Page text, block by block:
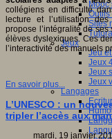
Outils
Sites
Jeux
Jeu
Jeux
Jeux
Jeux
Langages
collégiens en difficulté
lecture et l’utilisation
propose l’intégralité de
élèves dyslexiques. Ces
l’interactivité des manuels
En savoir plus...
L’UNESCO : un
tripler l’accès aux
mardi, 19 janvier